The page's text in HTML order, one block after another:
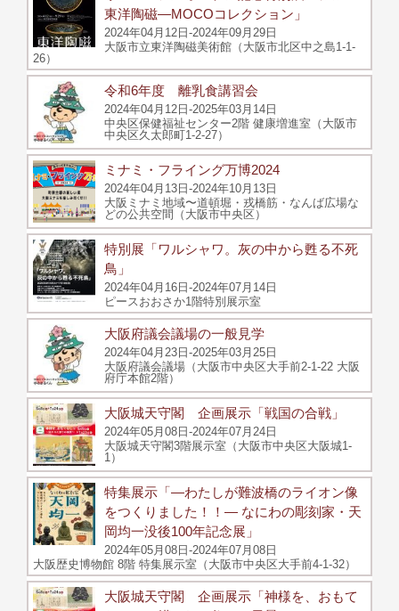
東洋陶磁―MOCOコレクション」
2024年04月12日-2024年09月29日
大阪市立東洋陶磁美術館（大阪市北区中之島1-1-
26）
令和6年度 離乳食講習会
2024年04月12日-2025年03月14日
中央区保健福祉センター2階 健康増進室（大阪市
中央区久太郎町1-2-27）
ミナミ・フライング万博2024
2024年04月13日-2024年10月13日
⼤阪ミナミ地域〜道頓堀・戎橋筋・なんば広場な
どの公共空間（大阪市中央区）
特別展「ワルシャワ。灰の中から甦る不死
鳥」
2024年04月16日-2024年07月14日
ピースおおさか1階特別展示室
大阪府議会議場の一般見学
2024年04月23日-2025年03月25日
大阪府議会議場（大阪市中央区大手前2-1-22 大阪
府庁本館2階）
大阪城天守閣 企画展示「戦国の合戦」
2024年05月08日-2024年07月24日
大阪城天守閣3階展示室（大阪市中央区大阪城1-
1）
特集展示「―わたしが難波橋のライオン像
をつくりました！！― なにわの彫刻家・天
岡均一没後100年記念展」
2024年05月08日-2024年07月08日
大阪歴史博物館 8階 特集展示室（大阪市中央区大手前4-1-32）
大阪城天守閣 企画展示「神様を、おもて